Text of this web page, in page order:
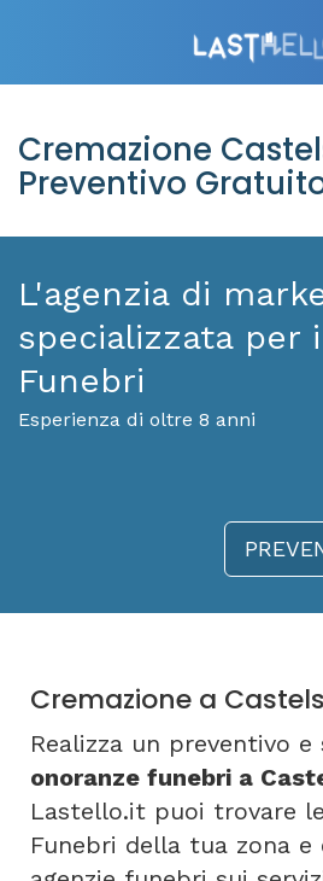
Cremazione
Preventivo
L'agenzia di
specializzata per
Funebri
Esperienza di oltre 8 anni
Cremazione a
Realizza un preventivo
onoranze funebri a
Lastello.it puoi trovare
Funebri della tua zona